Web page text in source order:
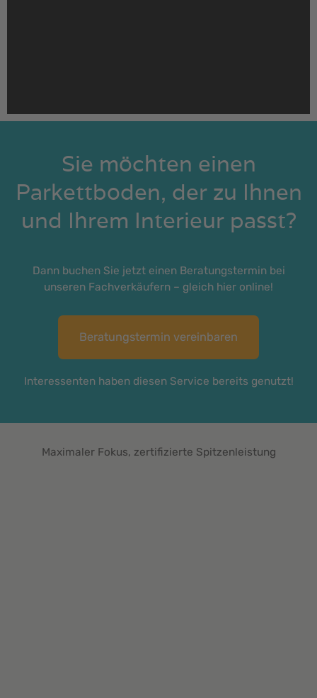
Sie möchten einen
Parkettboden, der zu Ihnen
und Ihrem Interieur passt?
Dann buchen Sie jetzt einen Beratungstermin bei
unseren Fachverkäufern – gleich hier online!
Beratungstermin vereinbaren
Interessenten haben diesen Service bereits genutzt!
Maximaler Fokus, zertifizierte Spitzenleistung